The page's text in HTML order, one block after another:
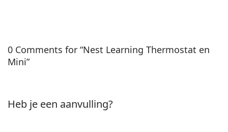
0 Comments for “Nest Learning Thermostat en
Mini”
Heb je een aanvulling?